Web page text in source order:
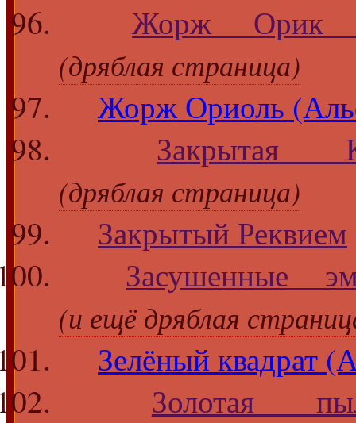
Жорж Орик
(дряблая страница)
Жорж Ориоль
Закрытая
(дряблая страница)
Закрытый Реквием
Засушенные
(и ещё дряблая
Зелёный квадрат
Золотая